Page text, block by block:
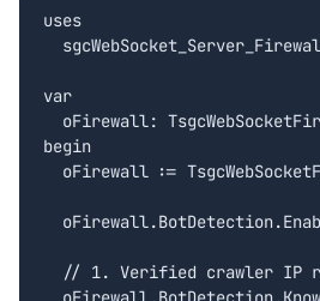
uses
var
oFirewall:
begin
oFirewall :=
// 1. Verified crawler IP